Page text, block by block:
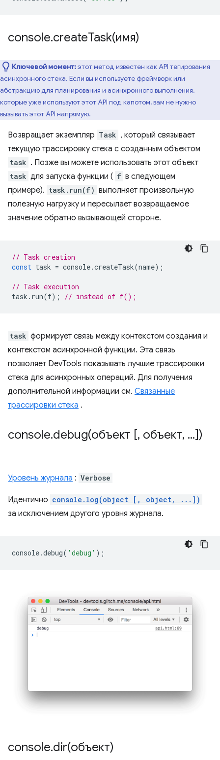
console.createTask(имя)
Ключевой момент:этот метод известен как API тегирования
асинхронного стека. Если вы используете фреймворк или
абстракцию для планирования и асинхронного выполнения,
которые уже используют этот API под капотом, вам не нужно
вызывать этот API напрямую.
Возвращает экземпляр Task , который связывает
текущую трассировку стека с созданным объектом
task . Позже вы можете использовать этот объект
task для запуска функции ( f в следующем
примере). task.run(f) выполняет произвольную
полезную нагрузку и пересылает возвращаемое
значение обратно вызывающей стороне.
// Task creation
const task = console.createTask(name);
// Task execution
task . run(f); // instead of f();
task формирует связь между контекстом создания и
контекстом асинхронной функции. Эта связь
позволяет DevTools показывать лучшие трассировки
стека для асинхронных операций. Для получения
дополнительной информации см. Связанные
трассировки стека .
console.debug(объект [, объект, ...])
Уровень журнала : Verbose
Идентично console.log(object [, object, ...])
за исключением другого уровня журнала.
console.debug( 'debug' );
console.dir(объект)